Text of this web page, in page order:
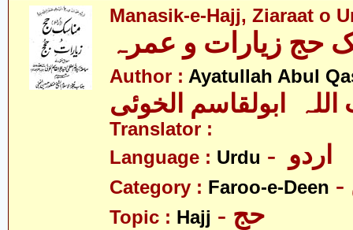
Manasik-e-Hajj, Ziaraat o
Author : Ayatullah Abul
اللہ ابولقاسم الخوئی
Translator :
Language : Urdu
Category : Faroo-e-Deen
Topic : Hajj - حج